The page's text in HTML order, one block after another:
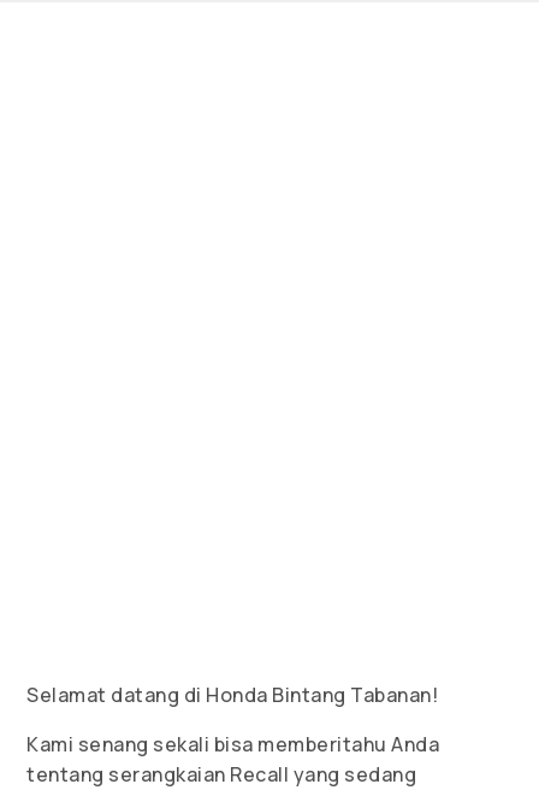
Selamat datang di Honda Bintang Tabanan!
Kami senang sekali bisa memberitahu Anda
tentang serangkaian Recall yang sedang